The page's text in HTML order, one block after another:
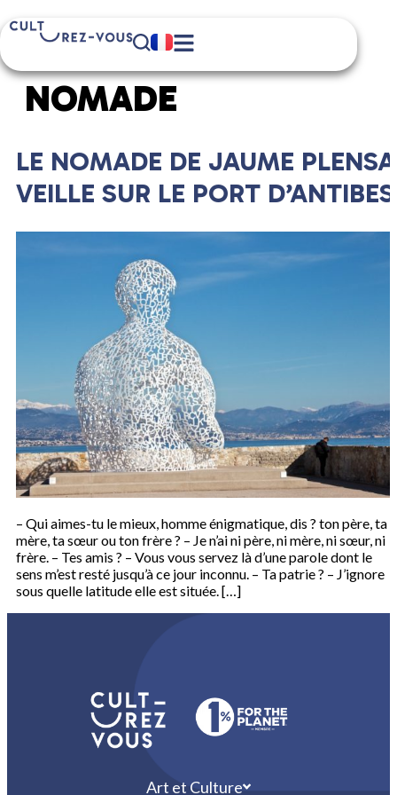
ÉTIQUETTE :
NOMADE
LE NOMADE DE JAUME PLENSA
VEILLE SUR LE PORT D’ANTIBES
– Qui aimes-tu le mieux, homme énigmatique, dis ? ton père, ta
mère, ta sœur ou ton frère ? – Je n’ai ni père, ni mère, ni sœur, ni
frère. – Tes amis ? – Vous vous servez là d’une parole dont le
sens m’est resté jusqu’à ce jour inconnu. – Ta patrie ? – J’ignore
sous quelle latitude elle est située. […]
Art et Culture